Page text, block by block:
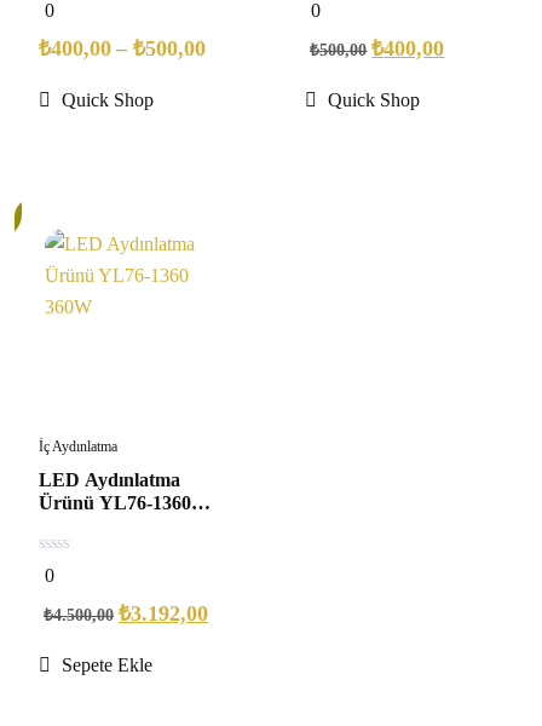
out
of
5
0
₺400,00 – ₺500,00
Quick Shop
out
5
0
₺500,00 ₺400,00
Quick Shop
İç Aydınlatma
LED Aydınlatma
Ürünü YL76-1360
0
out
5
0
₺4.500,00 ₺3.192,00
Sepete Ekle